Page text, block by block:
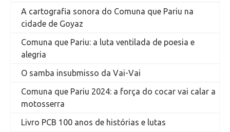
A cartografia sonora do Comuna que Pariu na
cidade de Goyaz
Comuna que Pariu: a luta ventilada de poesia e
alegria
O samba insubmisso da Vai-Vai
Comuna que Pariu 2024: a força do cocar vai calar a
motosserra
Livro PCB 100 anos de histórias e lutas